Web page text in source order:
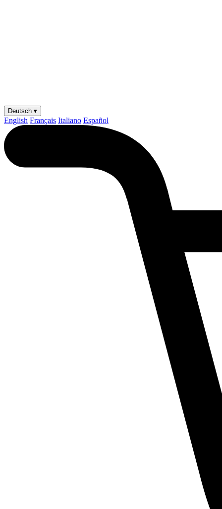
Deutsch ▾
English Français Italiano Español